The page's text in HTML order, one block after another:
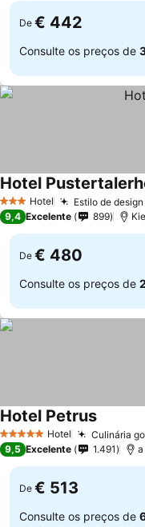
De € 442
Consulte os preços de
3 EstrelasHotel Estilo de
Hotel
9,4 Excelente 899
De € 480
Consulte os preços de
5 Estrelas Hotel Culinária
Hotel PetrusVer
9,5 Excelente 1.491
De € 513
Consulte os preços de